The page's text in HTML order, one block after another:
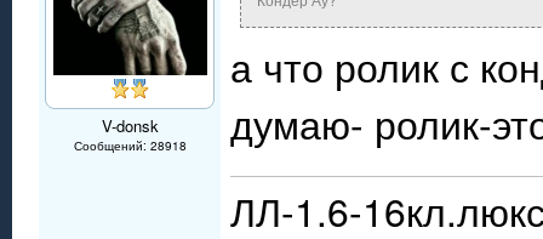
V-donsk
Сообщений: 28918
а что ролик с
думаю- ролик-
ЛЛ-1.6-